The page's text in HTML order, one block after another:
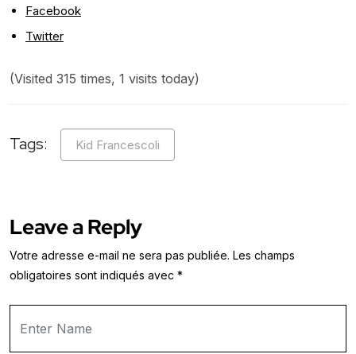
Facebook
Twitter
(Visited 315 times, 1 visits today)
Tags: Kid Francescoli
Leave a Reply
Votre adresse e-mail ne sera pas publiée. Les champs
obligatoires sont indiqués avec *